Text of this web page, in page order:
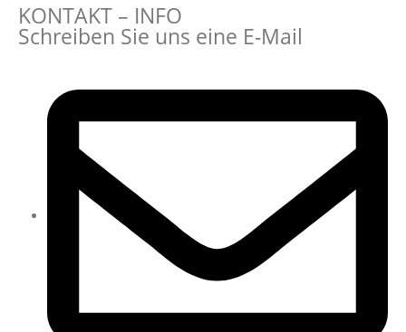
KONTAKT – INFO
Schreiben Sie uns eine E-Mail